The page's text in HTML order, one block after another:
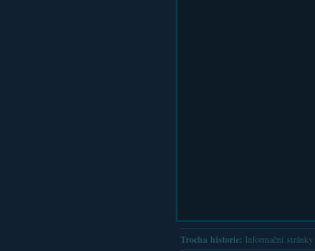
Trocha historie: Informační stránky